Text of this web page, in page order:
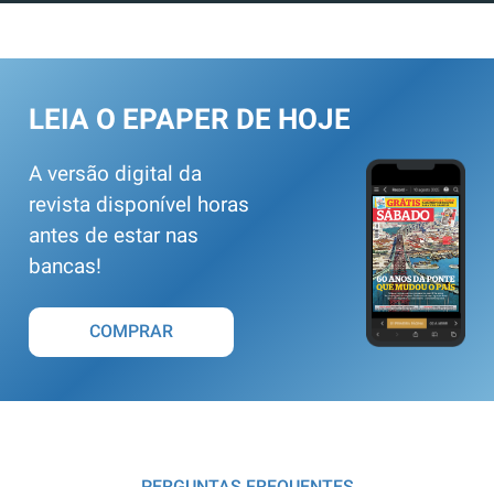
LEIA O EPAPER DE HOJE
A versão digital da
revista disponível horas
antes de estar nas
bancas!
COMPRAR